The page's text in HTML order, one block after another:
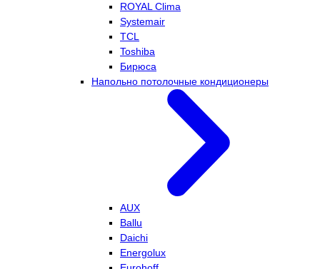
ROYAL Clima
Systemair
TCL
Toshiba
Бирюса
Напольно потолочные кондиционеры
AUX
Ballu
Daichi
Energolux